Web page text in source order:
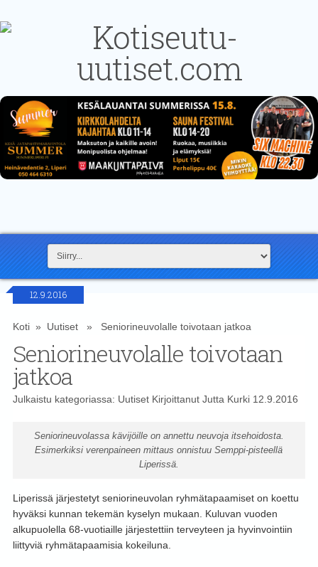
12.9.2016
Koti» Uutiset» Seniorineuvolalle toivotaan jatkoa
Seniorineuvolalle toivotaan
jatkoa
Julkaistu kategoriassa: UutisetKirjoittanut Jutta Kurki12.9.2016
Seniorineuvolassa kävijöille on annettu neuvoja itsehoidosta.
Esimerkiksi verenpaineen mittaus onnistuu Semppi-pisteellä
Liperissä.
Liperissä järjestetyt seniorineuvolan ryhmätapaamiset on koettu
hyväksi kunnan tekemän kyselyn mukaan. Kuluvan vuoden
alkupuolella 68-vuotiaille järjestettiin terveyteen ja hyvinvointiin
liittyviä ryhmätapaamisia kokeiluna.